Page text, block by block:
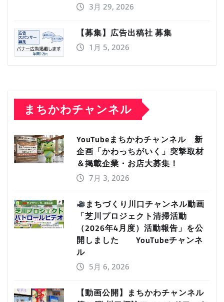
3月 29, 2026
【募集】広告出稿社 募集
1月 5, 2026
まちかわチャンネル
YouTubeまちかわチャンネル 新
企画「かわっちがいく」突撃取材
＆掲載企業・お店大募集！
7月 3, 2026
まちづくり川口チャンネル動画
「芝川プロジェクト清掃活動
（2026年4月度）活動報告」を公
開しました YouTubeチャンネ
ル
5月 6, 2026
【動画公開】まちかわチャンネル